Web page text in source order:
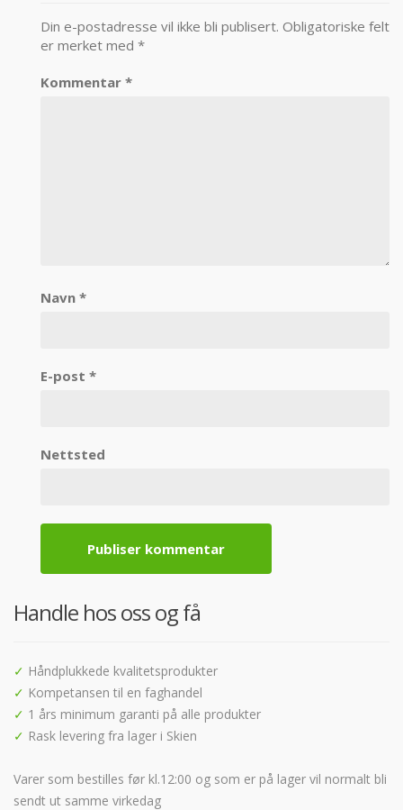
Din e-postadresse vil ikke bli publisert. Obligatoriske felt
er merket med *
Kommentar *
Navn *
E-post *
Nettsted
Handle hos oss og få
✓ Håndplukkede kvalitetsprodukter
✓ Kompetansen til en faghandel
✓ 1 års minimum garanti på alle produkter
✓ Rask levering fra lager i Skien
Varer som bestilles før kl.12:00 og som er på lager vil normalt bli
sendt ut samme virkedag